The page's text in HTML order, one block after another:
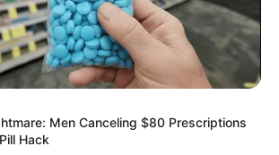
Men Canceling $80 Prescriptions
Hack